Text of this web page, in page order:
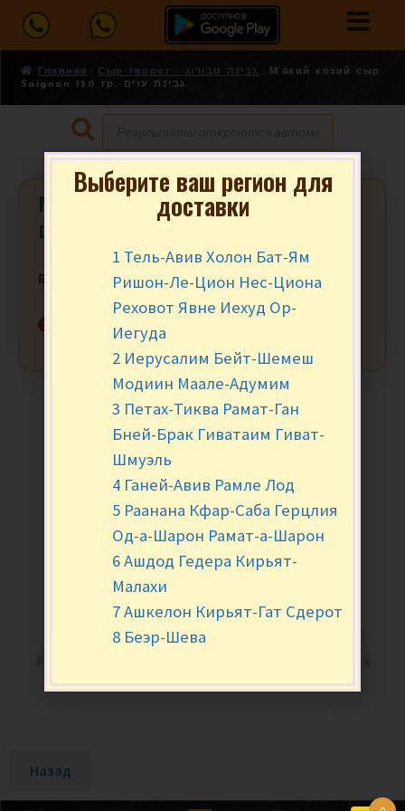
Главная Сыр творог - גבינה טבורוג
М’який козий сыр
Soignon 150 гр. גבינת עזים
М’який козий сыр Soignon 150 гр.
גבינת עזים
₪ 29.90 за уп.
Нет в наличии
Назад
Выберите ваш регион для
доставки
1 Тель-Авив Холон Бат-Ям
Ришон-Ле-Цион Нес-Циона
Реховот Явне Иехуд Ор-
Иегуда
2 Иерусалим Бейт-Шемеш
Модиин Маале-Адумим
3 Петах-Тиква Рамат-Ган
Бней-Брак Гиватаим Гиват-
Шмуэль
4 Ганей-Авив Рамле Лод
5 Раанана Кфар-Саба Герцлия
Од-а-Шарон Рамат-а-Шарон
6 Ашдод Гедера Кирьят-
Малахи
7 Ашкелон Кирьят-Гат Сдерот
8 Беэр-Шева